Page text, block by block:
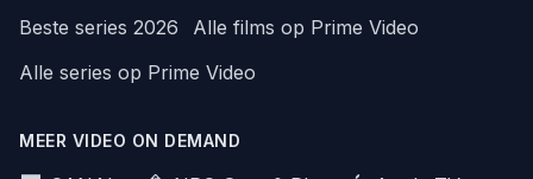
Beste series 2026
Alle films op Prime Video
Alle series op Prime Video
MEER VIDEO ON DEMAND